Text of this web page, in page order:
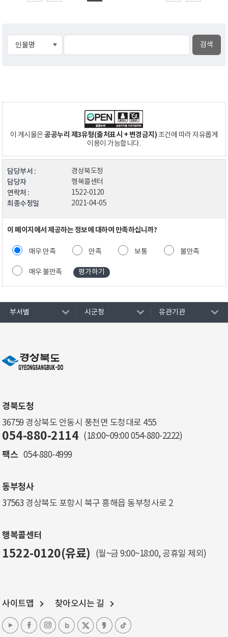
이 게시물은공공누리 제3유형(출처표시 + 변경금지)조건에 따라 자유롭게
이용이 가능합니다.
담당부서 : 경상북도청
담당자 행복콜센터
연락처 : 1522-0120
최종수정일 2021-04-05
이 페이지에서 제공하는 정보에 대하여 만족하십니까?
매우 만족 만족 보통 불만족
매우 불만족
부서별 시군청 유관기관
경북도청
36759 경상북도 안동시 풍천면 도청대로 455
054-880-2114 (18:00~09:00 054-880-2222)
팩스 054-880-4999
동부청사
37563 경상북도 포항시 북구 흥해읍 동부청사로 2
행복콜센터
1522-0120(유료) (월~금 9:00~18:00, 공휴일 제외)
사이트맵 찾아오시는 길